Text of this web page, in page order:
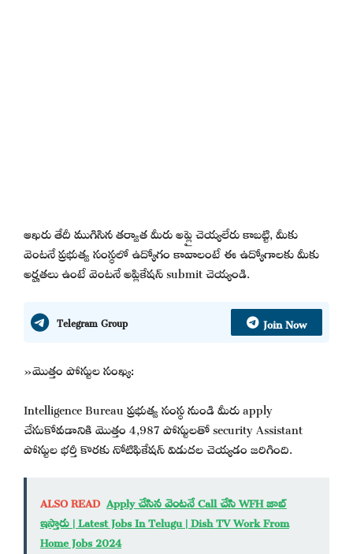
ఆఖరు తేదీ ముగిసిన తర్వాత మీరు అప్లై చెయ్యలేరు కాబట్టి, మీకు
వెంటనే ప్రభుత్వ సంస్థలో ఉద్యోగం కావాలంటే ఈ ఉద్యోగాలకు మీకు
అర్హతలు ఉంటే వెంటనే అప్లికేషన్ submit చెయ్యండి.
Telegram Group Join Now
»మొత్తం పోస్టుల సంఖ్య:
Intelligence Bureau ప్రభుత్వ సంస్థ నుండి మీరు apply
చేసుకోవడానికి మొత్తం 4,987 పోస్టులతో security Assistant
పోస్టుల భర్తీ కొరకు నోటిఫికేషన్ విడుదల చెయ్యడం జరిగింది.
ALSO READ Apply చేసిన వెంటనే Call చేసి WFH జాబ్
ఇస్తారు | Latest Jobs In Telugu | Dish TV Work From
Home Jobs 2024